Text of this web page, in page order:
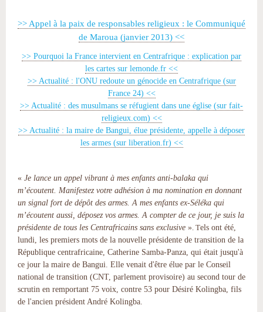
>> Appel à la paix de responsables religieux : le Communiqué
de Maroua (janvier 2013) <<
>> Pourquoi la France intervient en Centrafrique : explication par
les cartes sur lemonde.fr <<
>> Actualité : l'ONU redoute un génocide en Centrafrique (sur
France 24) <<
>> Actualité : des musulmans se réfugient dans une église (sur fait-
religieux.com) <<
>> Actualité : la maire de Bangui, élue présidente, appelle à déposer
les armes (sur liberation.fr) <<
« Je lance un appel vibrant à mes enfants anti-balaka qui
m’écoutent. Manifestez votre adhésion à ma nomination en donnant
un signal fort de dépôt des armes. A mes enfants ex-Séléka qui
m’écoutent aussi, déposez vos armes. A compter de ce jour, je suis la
présidente de tous les Centrafricains sans exclusive ». Tels ont été,
lundi, les premiers mots de la nouvelle présidente de transition de la
République centrafricaine, Catherine Samba-Panza, qui était jusqu'à
ce jour la maire de Bangui . Elle venait d'être élue par le Conseil
national de transition (CNT, parlement provisoire) au second tour de
scrutin en remportant 75 voix, contre 53 pour Désiré Kolingba, fils
de l'ancien président André Kolingba.